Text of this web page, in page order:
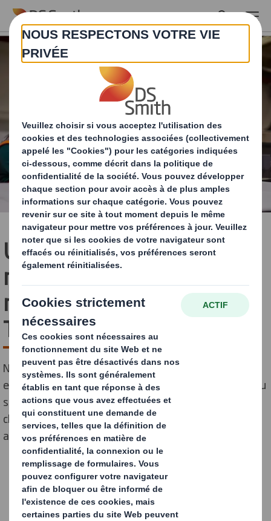
Skip to main content
Un coup de pouce ou un
nouveau départ grâce à
nos apprentissages.
Trouvez votre avenir ici.
Nos apprentis sont présents dans l'ensemble de notre
entreprise et accomplissent des tâches essentielles au
sein de nos équipes de production, de service à la
clientèle et d'ingénierie. Ils gagnent leur vie tout en
apprenant et en construisant leur carrière avec nous.
CONSULTER LES OFFRES D'EMPLOI